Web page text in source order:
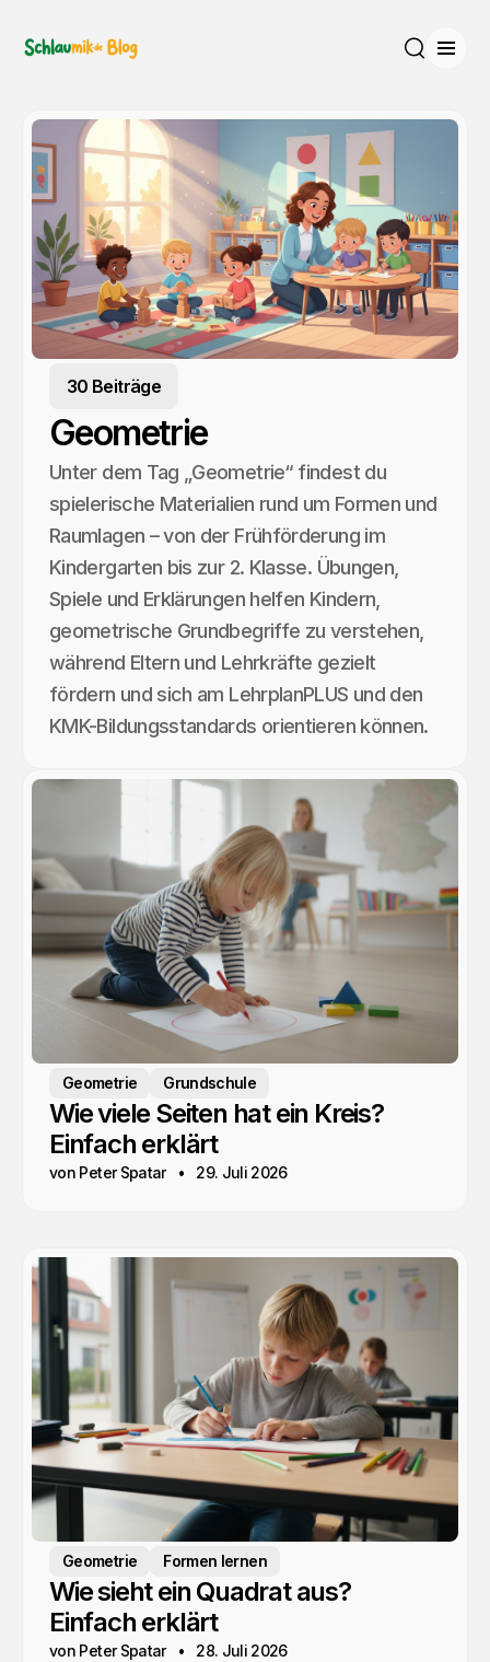
30 Beiträge
Geometrie
Unter dem Tag „Geometrie“ findest du
spielerische Materialien rund um Formen und
Raumlagen – von der Frühförderung im
Kindergarten bis zur 2. Klasse. Übungen,
Spiele und Erklärungen helfen Kindern,
geometrische Grundbegriffe zu verstehen,
während Eltern und Lehrkräfte gezielt
fördern und sich am LehrplanPLUS und den
KMK-Bildungsstandards orientieren können.
Geometrie Grundschule
Wie viele Seiten hat ein Kreis?
Einfach erklärt
von Peter Spatar 29. Juli 2026
Geometrie Formen lernen
Wie sieht ein Quadrat aus?
Einfach erklärt
von Peter Spatar 28. Juli 2026